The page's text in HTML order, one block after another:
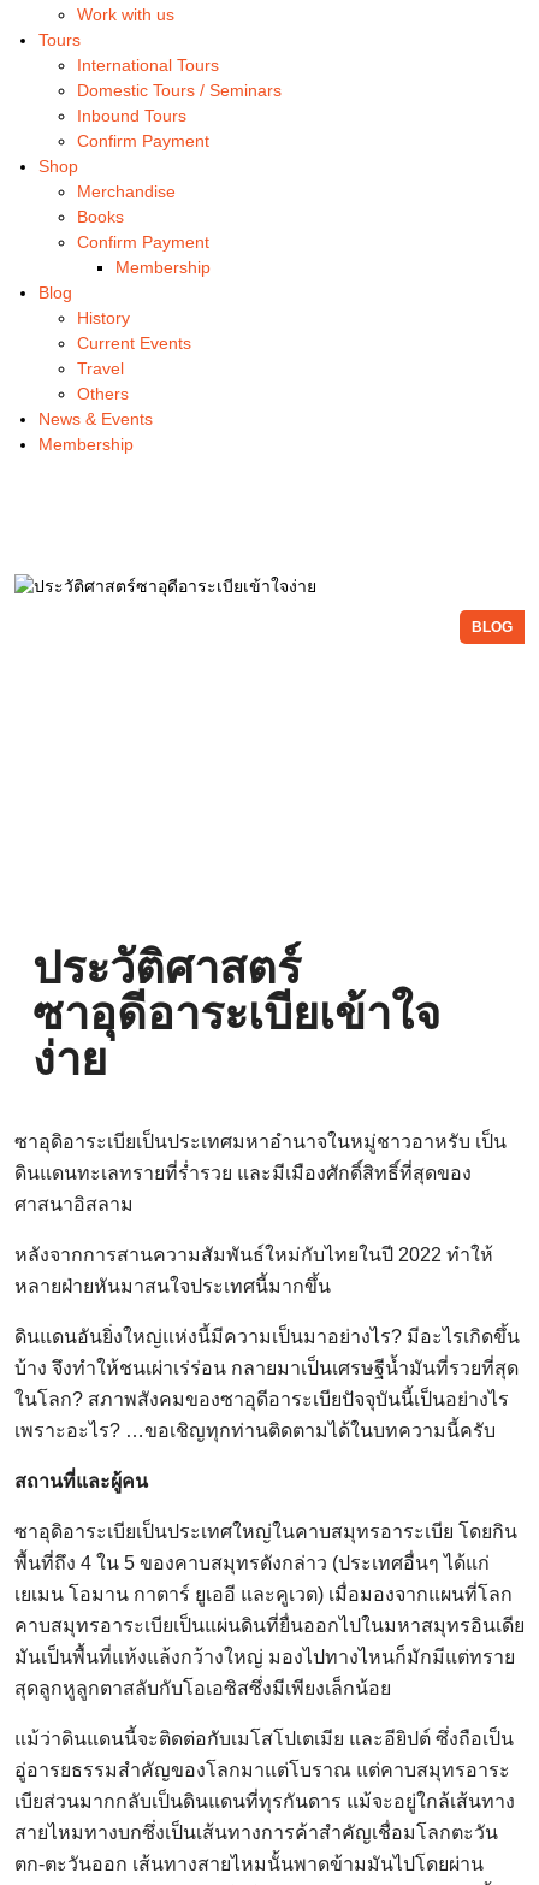
Work with us
Tours
International Tours
Domestic Tours / Seminars
Inbound Tours
Confirm Payment
Shop
Merchandise
Books
Confirm Payment
Membership
Blog
History
Current Events
Travel
Others
News & Events
Membership
BLOG
ประวัติศาสตร์
ซาอุดีอาระเบียเข้าใจ
ง่าย
ซาอุดิอาระเบียเป็นประเทศมหาอำนาจในหมู่ชาวอาหรับ เป็น
ดินแดนทะเลทรายที่ร่ำรวย และมีเมืองศักดิ์สิทธิ์ที่สุดของ
ศาสนาอิสลาม
หลังจากการสานความสัมพันธ์ใหม่กับไทยในปี 2022 ทำให้
หลายฝ่ายหันมาสนใจประเทศนี้มากขึ้น
ดินแดนอันยิ่งใหญ่แห่งนี้มีความเป็นมาอย่างไร? มีอะไรเกิดขึ้น
บ้าง จึงทำให้ชนเผ่าเร่ร่อน กลายมาเป็นเศรษฐีน้ำมันที่รวยที่สุด
ในโลก? สภาพสังคมของซาอุดีอาระเบียปัจจุบันนี้เป็นอย่างไร
เพราะอะไร? …ขอเชิญทุกท่านติดตามได้ในบทความนี้ครับ
สถานที่และผู้คน
ซาอุดิอาระเบียเป็นประเทศใหญ่ในคาบสมุทรอาระเบีย โดยกิน
พื้นที่ถึง 4 ใน 5 ของคาบสมุทรดังกล่าว (ประเทศอื่นๆ ได้แก่
เยเมน โอมาน กาตาร์ ยูเออี และคูเวต) เมื่อมองจากแผนที่โลก
คาบสมุทรอาระเบียเป็นแผ่นดินที่ยื่นออกไปในมหาสมุทรอินเดีย
มันเป็นพื้นที่แห้งแล้งกว้างใหญ่ มองไปทางไหนก็มักมีแต่ทราย
สุดลูกหูลูกตาสลับกับโอเอซิสซึ่งมีเพียงเล็กน้อย
แม้ว่าดินแดนนี้จะติดต่อกับเมโสโปเตเมีย และอียิปต์ ซึ่งถือเป็น
อู่อารยธรรมสำคัญของโลกมาแต่โบราณ แต่คาบสมุทรอาระ
เบียส่วนมากกลับเป็นดินแดนที่ทุรกันดาร แม้จะอยู่ใกล้เส้นทาง
สายไหมทางบกซึ่งเป็นเส้นทางการค้าสำคัญเชื่อมโลกตะวัน
ตก-ตะวันออก เส้นทางสายไหมนั้นพาดข้ามมันไปโดยผ่าน